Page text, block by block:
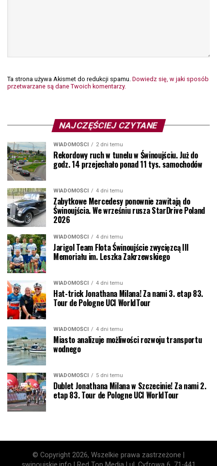
Ta strona używa Akismet do redukcji spamu. Dowiedz się, w jaki sposób
przetwarzane są dane Twoich komentarzy.
NAJCZĘŚCIEJ CZYTANE
WIADOMOŚCI 2 dni temu
Rekordowy ruch w tunelu w Świnoujściu. Już do
godz. 14 przejechało ponad 11 tys. samochodów
WIADOMOŚCI 4 dni temu
Zabytkowe Mercedesy ponownie zawitają do
Świnoujścia. We wrześniu rusza StarDrive Poland
2026
WIADOMOŚCI 4 dni temu
Jarigol Team Flota Świnoujście zwycięzcą III
Memoriału im. Leszka Zakrzewskiego
WIADOMOŚCI 4 dni temu
Hat-trick Jonathana Milana! Za nami 3. etap 83.
Tour de Pologne UCI WorldTour
WIADOMOŚCI 4 dni temu
Miasto analizuje możliwości rozwoju transportu
wodnego
WIADOMOŚCI 5 dni temu
Dublet Jonathana Milana w Szczecinie! Za nami 2.
etap 83. Tour de Pologne UCI WorldTour
© Copyright 2026, Wszelkie prawa zastrzeżone |